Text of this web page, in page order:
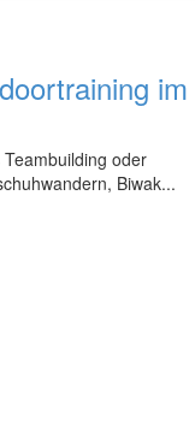
im
oder
Biwak...